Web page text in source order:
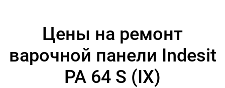
Цены на ремонт
варочной панели Indesit
PA 64 S (IX)